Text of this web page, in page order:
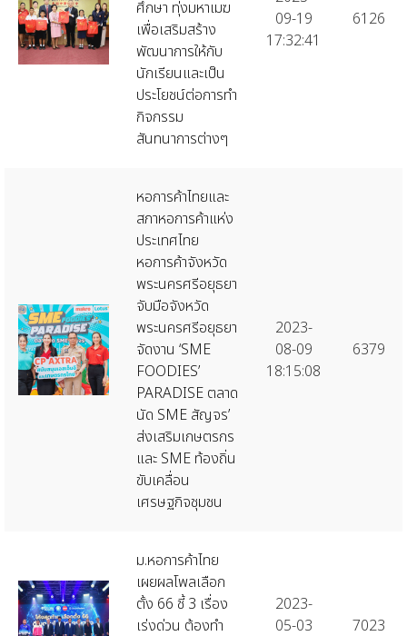
ศึกษา ทุ่งมหาเมฆ
เพื่อเสริมสร้าง
พัฒนาการให้กับ
นักเรียนและเป็น
ประโยชน์ต่อการทำ
กิจกรรม
สันทนาการต่างๆ
09-19
17:32:41
6126
หอการค้าไทยและ
สภาหอการค้าแห่ง
ประเทศไทย
หอการค้าจังหวัด
พระนครศรีอยุธยา
จับมือจังหวัด
พระนครศรีอยุธยา
จัดงาน ‘SME
FOODIES’
PARADISE ตลาด
นัด SME สัญจร’
ส่งเสริมเกษตรกร
และ SME ท้องถิ่น
ขับเคลื่อน
เศรษฐกิจชุมชน
2023-
08-09
18:15:08
6379
ม.หอการค้าไทย
เผยผลโพลเลือก
ตั้ง 66 ชี้ 3 เรื่อง
เร่งด่วน ต้องทำ
2023-
05-03
7023